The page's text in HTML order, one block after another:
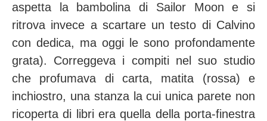
aspetta la bambolina di Sailor Moon e si
ritrova invece a scartare un testo di Calvino
con dedica, ma oggi le sono profondamente
grata). Correggeva i compiti nel suo studio
che profumava di carta, matita (rossa) e
inchiostro, una stanza la cui unica parete non
ricoperta di libri era quella della porta-finestra